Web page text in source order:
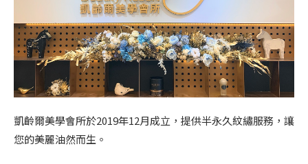
凱齡爾美學會所於2019年12月成立，提供半永久紋繡服務，讓
您的美麗油然而生。